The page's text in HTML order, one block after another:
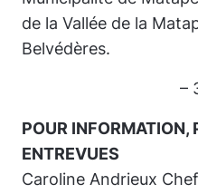
de la Vallée de la
Belvédères.
–
POUR INFORMATION,
ENTREVUES
Caroline Andrieux